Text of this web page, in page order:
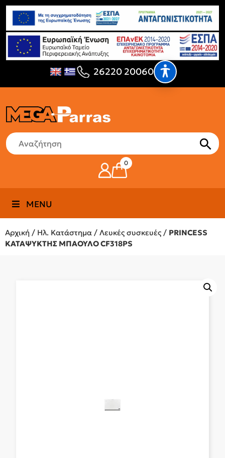
26220 20060
0
MENU
Αρχική / Ηλ. Κατάστημα / Λευκές συσκευές / PRINCESS
ΚΑΤΑΨΥΚΤΗΣ ΜΠΑΟΥΛΟ CF318PS